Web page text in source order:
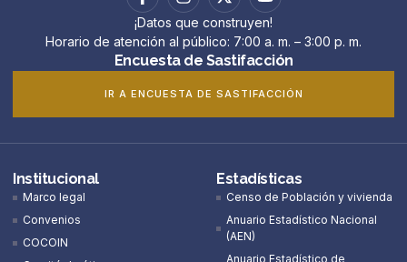
¡Datos que construyen!
Horario de atención al público: 7:00 a. m. – 3:00 p. m.
Encuesta de Sastifacción
IR A ENCUESTA DE SASTIFACCIÓN
Institucional
Marco legal
Convenios
COCOIN
Estadísticas
Censo de Población y vivienda
Anuario Estadístico Nacional
(AEN)​
Anuario Estadístico de